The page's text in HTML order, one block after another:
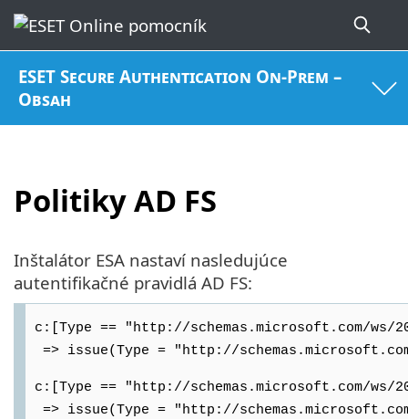
ESET Secure Authentication On-Prem –
Obsah
Politiky AD FS
Inštalátor ESA nastaví nasledujúce
autentifikačné pravidlá AD FS:
c:[Type == "http://schemas.microsoft.com/
=> issue(Type = "http://
c:[Type == "http://schemas.microsoft.com/
=> issue(Type = "http://